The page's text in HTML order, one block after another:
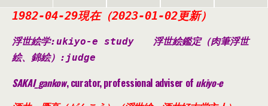
1982-04-29現在（2023-01-02更新）
浮世絵学:ukiyo-e study 浮世絵鑑定（肉筆浮世
絵、錦絵） :judge
SAKAI_gankow, curator, professional adviser of ukiyo-e